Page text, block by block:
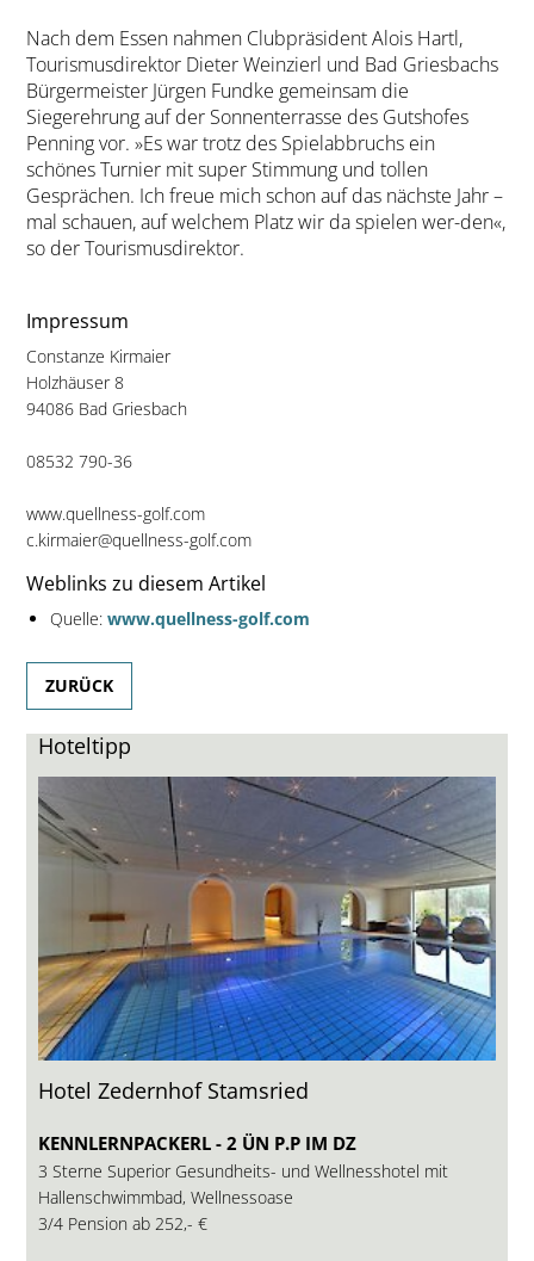
Nach dem Essen nahmen Clubpräsident Alois Hartl,
Tourismusdirektor Dieter Weinzierl und Bad Griesbachs
Bürgermeister Jürgen Fundke gemeinsam die
Siegerehrung auf der Sonnenterrasse des Gutshofes
Penning vor. »Es war trotz des Spielabbruchs ein
schönes Turnier mit super Stimmung und tollen
Gesprächen. Ich freue mich schon auf das nächste Jahr –
mal schauen, auf welchem Platz wir da spielen wer-den«,
so der Tourismusdirektor.
Impressum
Constanze Kirmaier
Holzhäuser 8
94086 Bad Griesbach
08532 790-36
www.quellness-golf.com
c.kirmaier@quellness-golf.com
Weblinks zu diesem Artikel
Quelle: www.quellness-golf.com
ZURÜCK
Hoteltipp
Hotel Zedernhof Stamsried
KENNLERNPACKERL - 2 ÜN P.P IM DZ
3 Sterne Superior Gesundheits- und Wellnesshotel mit
Hallenschwimmbad, Wellnessoase
3/4 Pension ab252,- €